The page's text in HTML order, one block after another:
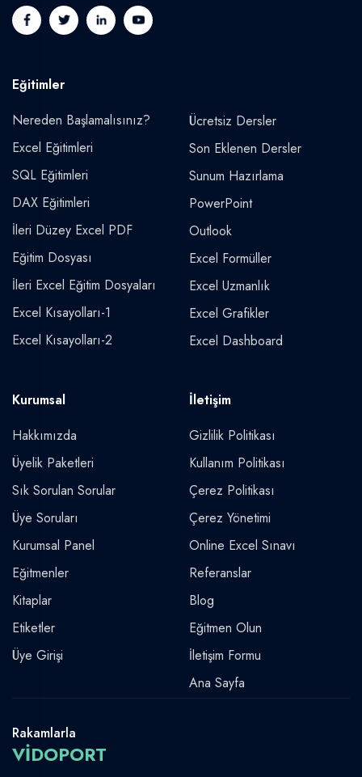
Eğitimler
Nereden Başlamalısınız?
Excel Eğitimleri
SQL Eğitimleri
DAX Eğitimleri
İleri Düzey Excel PDF
Eğitim Dosyası
İleri Excel Eğitim Dosyaları
Excel Kısayolları-1
Excel Kısayolları-2
Ücretsiz Dersler
Son Eklenen Dersler
Sunum Hazırlama
PowerPoint
Outlook
Excel Formüller
Excel Uzmanlık
Excel Grafikler
Excel Dashboard
Kurumsal
Hakkımızda
Üyelik Paketleri
Sık Sorulan Sorular
Üye Soruları
Kurumsal Panel
Eğitmenler
Kitaplar
Etiketler
Üye Girişi
İletişim
Gizlilik Politikası
Kullanım Politikası
Çerez Politikası
Çerez Yönetimi
Online Excel Sınavı
Referanslar
Blog
Eğitmen Olun
İletişim Formu
Ana Sayfa
Rakamlarla
VİDOPORT